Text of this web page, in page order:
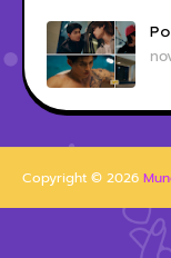
Copyright © 2026